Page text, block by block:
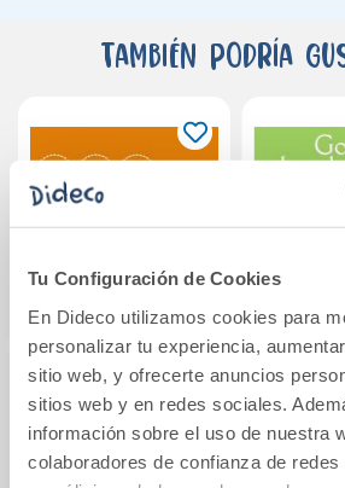
Tu Configuración de Cookies
En Dideco utilizamos cookies para
personalizar tu experiencia,
sitio web, y ofrecerte anuncios
sitios web y en redes sociales.
información sobre el uso de nuestra
colaboradores de confianza de
También podría
¡A escribir! Pauta 7
Good